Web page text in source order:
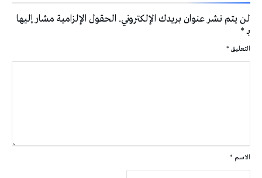
لن يتم نشر عنوان بريدك الإلكتروني. الحقول الإلزامية مشار إليها
بـ*
التعليق *
الاسم *